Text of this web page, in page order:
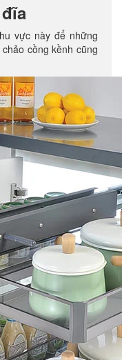
vực này để những
cồng kềnh cũng